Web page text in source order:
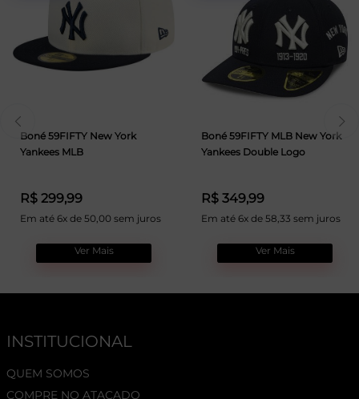
Boné 59FIFTY New York
Yankees MLB
R$ 299,99
Em até 6x de 50,00 sem juros
Ver Mais
Boné 59FIFTY MLB New York
Yankees Double Logo
R$ 349,99
Em até 6x de 58,33 sem juros
Ver Mais
INSTITUCIONAL
QUEM SOMOS
COMPRE NO ATACADO